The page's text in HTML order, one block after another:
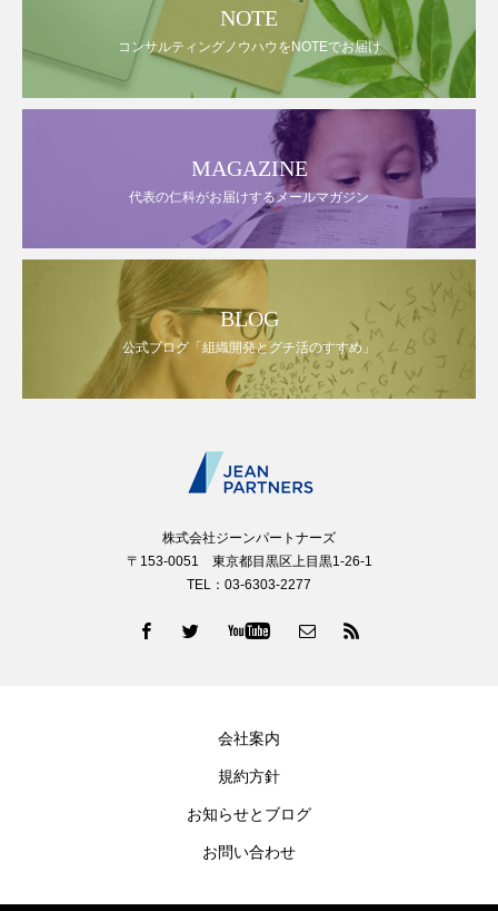
NOTE
コンサルティングノウハウをNOTEでお届け
MAGAZINE
代表の仁科がお届けするメールマガジン
BLOG
公式ブログ「組織開発とグチ活のすすめ」
株式会社ジーンパートナーズ
〒153-0051 東京都目黒区上目黒1-26-1
TEL：03-6303-2277
会社案内
規約方針
お知らせとブログ
お問い合わせ